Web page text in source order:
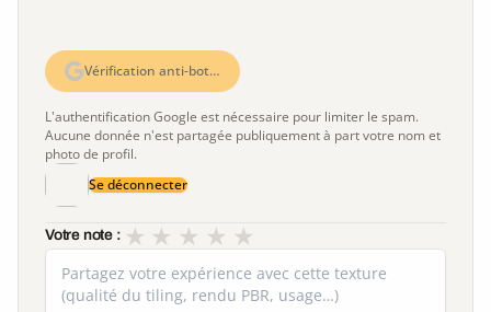
Vérification anti-bot…
L'authentification Google est nécessaire pour limiter le spam.
Aucune donnée n'est partagée publiquement à part votre nom et
photo de profil.
Se déconnecter
Votre note : ★
★
★
★
★